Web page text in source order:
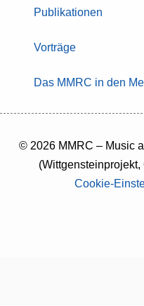
Publikationen
Vorträge
Das MMRC in den
© 2026 MMRC – Music
Cookie-